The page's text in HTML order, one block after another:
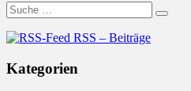
Suche
nach:
Suchen
RSS – Beiträge
Kategorien